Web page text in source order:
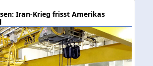
Iran-Krieg frisst Amerikas